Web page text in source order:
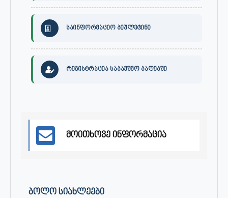
საინფორმაციო ბიულეტინი
რეგისტრაცია საბავშვო ბაღებში
მოითხოვე ინფორმაცია
ᲑᲝᲚᲝ ᲡᲘᲐᲮᲚᲔᲔᲑᲘ